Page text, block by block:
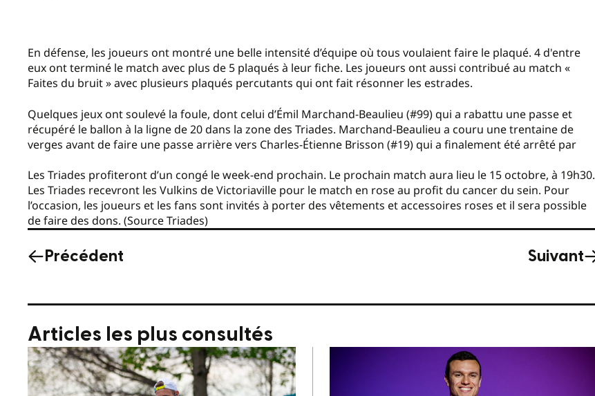
En défense, les joueurs ont montré une belle intensité d’équipe où tous voulaient faire le plaqué. 4 d'entre
eux ont terminé le match avec plus de 5 plaqués à leur fiche. Les joueurs ont aussi contribué au match «
Faites du bruit » avec plusieurs plaqués percutants qui ont fait résonner les estrades.
Quelques jeux ont soulevé la foule, dont celui d’Émil Marchand-Beaulieu (#99) qui a rabattu une passe et
récupéré le ballon à la ligne de 20 dans la zone des Triades. Marchand-Beaulieu a couru une trentaine de
verges avant de faire une passe arrière vers Charles-Étienne Brisson (#19) qui a finalement été arrêté par
Les Triades profiteront d’un congé le week-end prochain. Le prochain match aura lieu le 15 octobre, à 19h30.
Les Triades recevront les Vulkins de Victoriaville pour le match en rose au profit du cancer du sein. Pour
l’occasion, les joueurs et les fans sont invités à porter des vêtements et accessoires roses et il sera possible
de faire des dons. (Source Triades)
Précédent Suivant
Articles les plus consultés